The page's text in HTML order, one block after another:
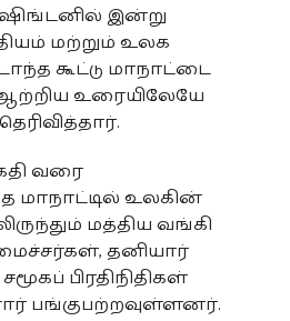
இன்று
மற்றும் உலக
கூட்டு மாநாட்டை
உரையிலேயே
வரை
மாநாட்டில் உலகின்
மத்திய வங்கி
தனியார்
பிரதிநிதிகள்
பங்குபற்றவுள்ளனர்.